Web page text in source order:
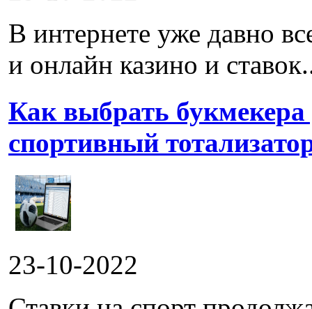
В интернете уже давно
и онлайн казино и
Как выбрать
спортивный
23-10-2022